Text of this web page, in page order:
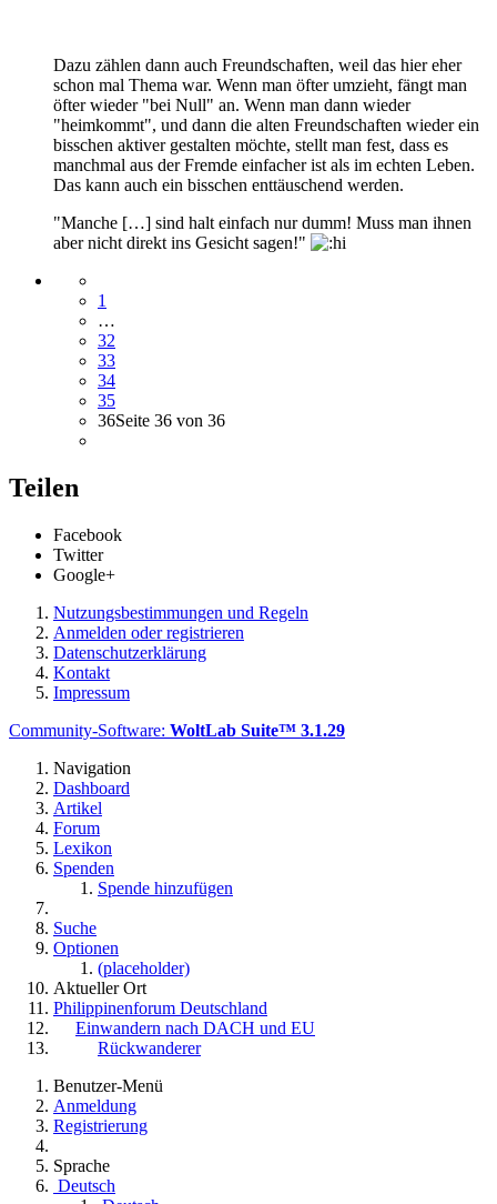
Dazu zählen dann auch Freundschaften, weil das hier eher
schon mal Thema war. Wenn man öfter umzieht, fängt man
öfter wieder "bei Null" an. Wenn man dann wieder
"heimkommt", und dann die alten Freundschaften wieder ein
bisschen aktiver gestalten möchte, stellt man fest, dass es
manchmal aus der Fremde einfacher ist als im echten Leben.
Das kann auch ein bisschen enttäuschend werden.
"Manche […] sind halt einfach nur dumm! Muss man ihnen
aber nicht direkt ins Gesicht sagen!"
1
…
32
33
34
35
36Seite 36 von 36
Teilen
Facebook
Twitter
Google+
Nutzungsbestimmungen und Regeln
Anmelden oder registrieren
Datenschutzerklärung
Kontakt
Impressum
Community-Software: WoltLab Suite™ 3.1.29
Navigation
Dashboard
Artikel
Forum
Lexikon
Spenden
Spende hinzufügen
Suche
Optionen
(placeholder)
Aktueller Ort
Philippinenforum Deutschland
Einwandern nach DACH und EU
Rückwanderer
Benutzer-Menü
Anmeldung
Registrierung
Sprache
Deutsch